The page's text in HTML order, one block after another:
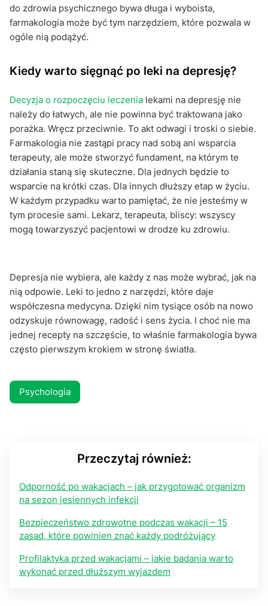
do zdrowia psychicznego bywa długa i wyboista,
farmakologia może być tym narzędziem, które pozwala w
ogóle nią podążyć.
Kiedy warto sięgnąć po leki na depresję?
Decyzja o rozpoczęciu leczenia lekami na depresję nie
należy do łatwych, ale nie powinna być traktowana jako
porażka. Wręcz przeciwnie. To akt odwagi i troski o siebie.
Farmakologia nie zastąpi pracy nad sobą ani wsparcia
terapeuty, ale może stworzyć fundament, na którym te
działania staną się skuteczne. Dla jednych będzie to
wsparcie na krótki czas. Dla innych dłuższy etap w życiu.
W każdym przypadku warto pamiętać, że nie jesteśmy w
tym procesie sami. Lekarz, terapeuta, bliscy: wszyscy
mogą towarzyszyć pacjentowi w drodze ku zdrowiu.
Depresja nie wybiera, ale każdy z nas może wybrać, jak na
nią odpowie. Leki to jedno z narzędzi, które daje
współczesna medycyna. Dzięki nim tysiące osób na nowo
odzyskuje równowagę, radość i sens życia. I choć nie ma
jednej recepty na szczęście, to właśnie farmakologia bywa
często pierwszym krokiem w stronę światła.
Psychologia
Przeczytaj również:
Odporność po wakacjach – jak przygotować organizm
na sezon jesiennych infekcji
Bezpieczeństwo zdrowotne podczas wakacji – 15
zasad, które powinien znać każdy podróżujący
Profilaktyka przed wakacjami – jakie badania warto
wykonać przed dłuższym wyjazdem